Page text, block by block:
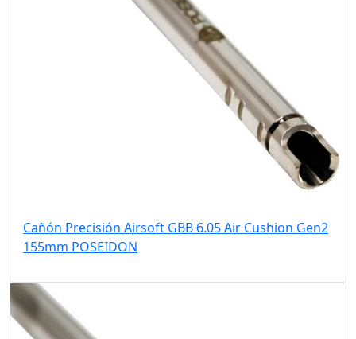
Cañón Precisión Airsoft GBB 6.05 Air Cushion Gen2
155mm POSEIDON